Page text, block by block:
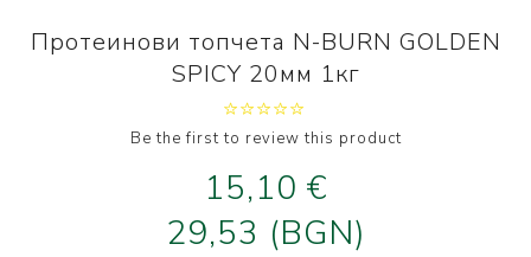
Протеинови топчета N-BURN GOLDEN
SPICY 20мм 1кг
Be the first to review this product
15,10 €
29,53 (BGN)